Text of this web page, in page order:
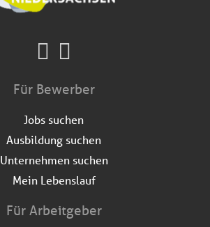
Für Bewerber
Jobs suchen
Ausbildung suchen
Unternehmen suchen
Mein Lebenslauf
Für Arbeitgeber